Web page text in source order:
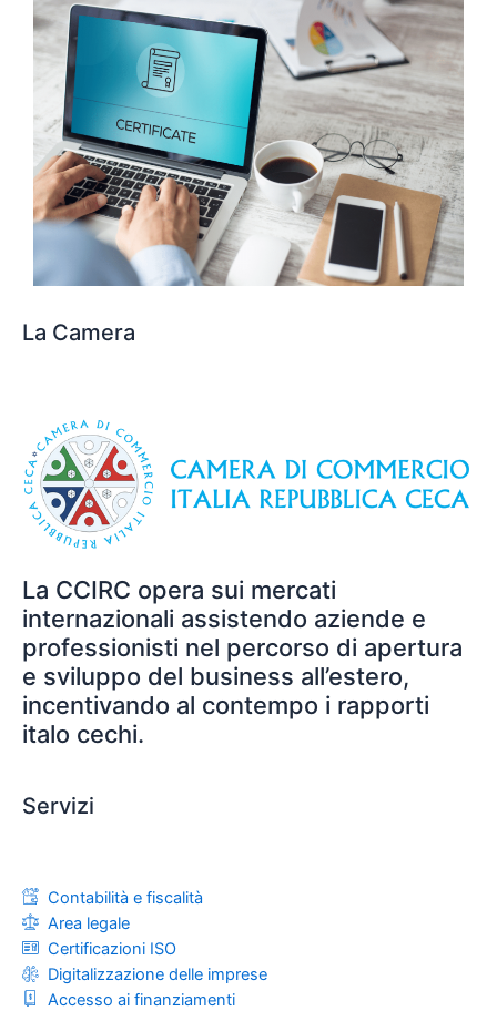
La Camera
La CCIRC opera sui mercati
internazionali assistendo aziende e
professionisti nel percorso di apertura
e sviluppo del business all’estero,
incentivando al contempo i rapporti
italo cechi.
Servizi
Contabilità e fiscalità
Area legale
Certificazioni ISO
Digitalizzazione delle imprese
Accesso ai finanziamenti